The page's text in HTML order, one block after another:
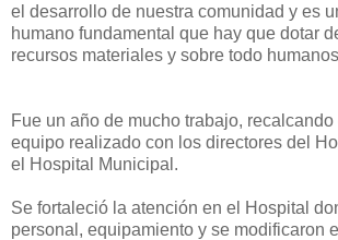
el desarrollo de nuestra comunidad y es
humano fundamental que hay que dotar
recursos materiales y sobre todo
Fue un año de mucho trabajo,
equipo realizado con los directores del
el Hospital Municipal.
Se fortaleció la atención en el Hospital
personal, equipamiento y se modificaron